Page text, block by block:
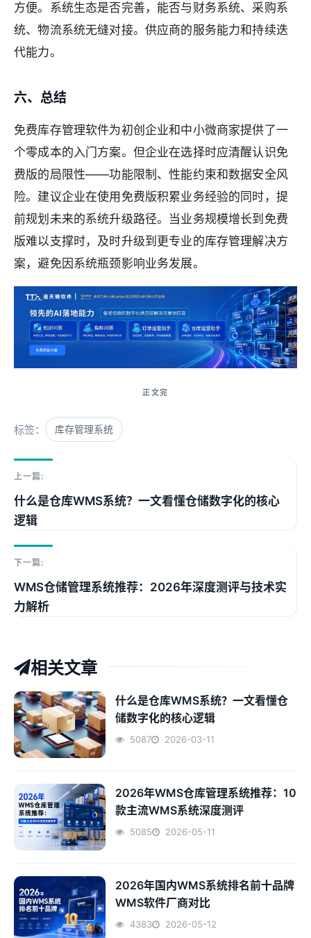
方便。系统生态是否完善，能否与财务系统、采购系
统、物流系统无缝对接。供应商的服务能力和持续迭
代能力。
六、总结
免费库存管理软件为初创企业和中小微商家提供了一
个零成本的入门方案。但企业在选择时应清醒认识免
费版的局限性——功能限制、性能约束和数据安全风
险。建议企业在使用免费版积累业务经验的同时，提
前规划未来的系统升级路径。当业务规模增长到免费
版难以支撑时，及时升级到更专业的库存管理解决方
案，避免因系统瓶颈影响业务发展。
标签： 库存管理系统
上一篇:
什么是仓库WMS系统？一文看懂仓储数字化的核心
逻辑
下一篇:
WMS仓储管理系统推荐：2026年深度测评与技术实
力解析
相关文章
什么是仓库WMS系统？一文看懂仓
储数字化的核心逻辑
5087 2026-03-11
2026年WMS仓库管理系统推荐：10
款主流WMS系统深度测评
5085 2026-05-11
2026年国内WMS系统排名前十品牌
WMS软件厂商对比
4383 2026-05-12